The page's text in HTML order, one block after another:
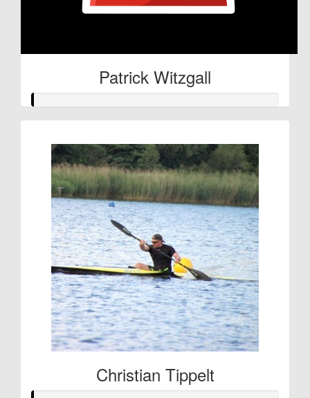
Patrick Witzgall
Christian Tippelt